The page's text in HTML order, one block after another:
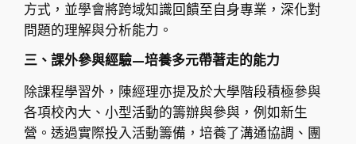
方式，並學會將跨域知識回饋至自身專業，深化對
問題的理解與分析能力。
三、課外參與經驗—培養多元帶著走的能力
除課程學習外，陳經理亦提及於大學階段積極參與
各項校內大、小型活動的籌辦與參與，例如新生
營。透過實際投入活動籌備，培養了溝通協調、團